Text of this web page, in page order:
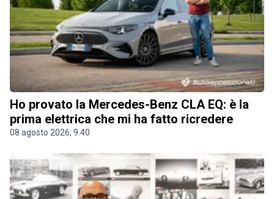
Ho provato la Mercedes-Benz CLA EQ: è la
prima elettrica che mi ha fatto ricredere
08 agosto 2026, 9.40